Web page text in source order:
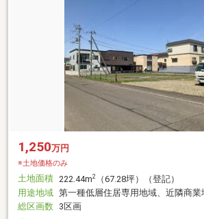
1,250万円
※土地価格のみ
土地面積 222.44m2
（67.28坪）（登記）
用途地域 第一種低層住居専用地域、近隣商業
総区画数 3区画